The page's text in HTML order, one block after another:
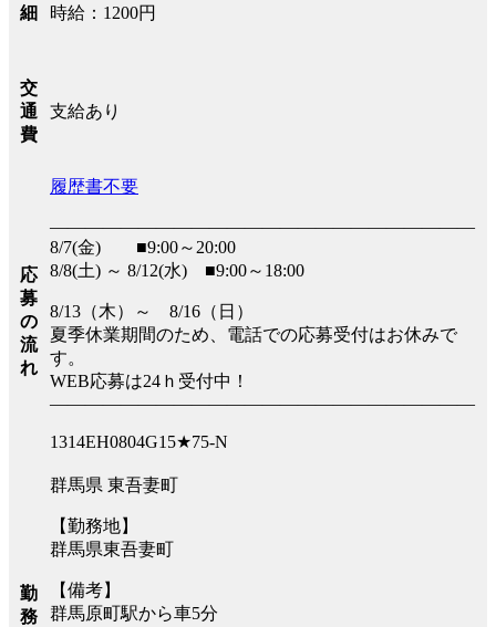
細
時給：1200円
交
通
費
支給あり
応
募
の
流
れ
履歴書不要
――――――――――――――――――――――――
8/7(金) ■9:00～20:00
8/8(土) ～ 8/12(水) ■9:00～18:00
8/13（木）～ 8/16（日）
夏季休業期間のため、電話での応募受付はお休みで
す。
WEB応募は24ｈ受付中！
――――――――――――――――――――――――
1314EH0804G15★75-N
勤
務
群馬県 東吾妻町
【勤務地】
群馬県東吾妻町
【備考】
群馬原町駅から車5分